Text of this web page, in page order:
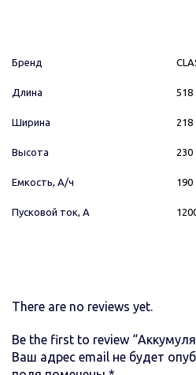
Бренд
Длина 518
Ширина 218
Высота 230
Емкость, А/ч 190
Пусковой ток, А
There are no reviews yet.
Be the first to review
Ваш адрес email не будет